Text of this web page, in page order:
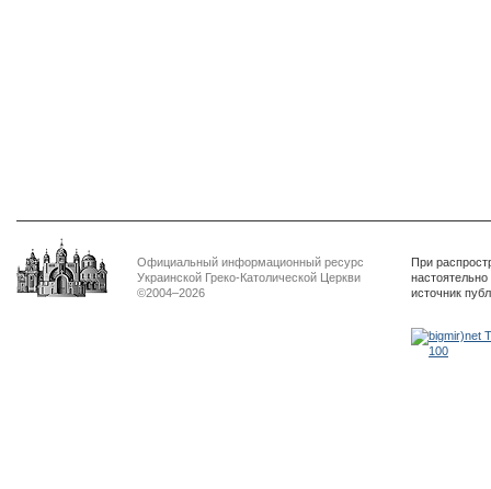
Официальный информационный ресурс
Украинской Греко-Католической Церкви
©2004–2026
При
источник